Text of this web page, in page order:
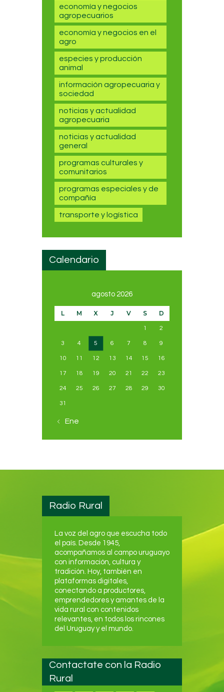
economía y negocios
agropecuarios
economía y negocios en el
agro
especies y producción
animal
información agropecuaria y
sociedad
noticias y actualidad
agropecuaria
noticias y actualidad
general
programas culturales y
comunitarios
programas especiales y de
compañía
transporte y logística
Calendario
agosto 2026
L M X J V S D
1 2
3 4 5 6 7 8 9
10 11 12 13 14 15 16
17 18 19 20 21 22 23
24 25 26 27 28 29 30
31
« Ene
Radio Rural
La voz del agro que escucha todo
el país. Desde 1945,
acompañamos al campo uruguayo
con información, cultura y
tradición. Hoy, también en
plataformas digitales,
conectando a productores,
emprendedores y amantes de la
vida rural con contenidos
relevantes, en todos los rincones
del Uruguay y el mundo.
Contactate con la Radio
Rural